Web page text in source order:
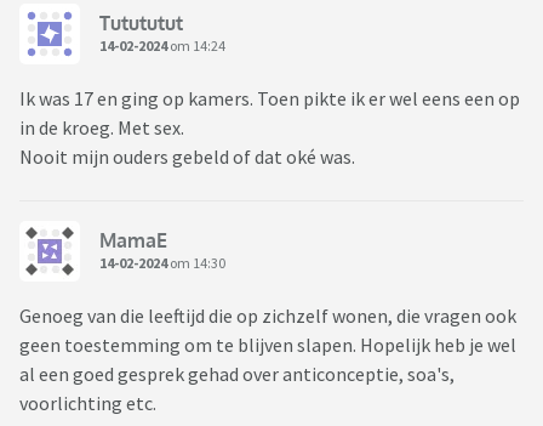
Tutututut
14-02-2024om 14:24
Ik was 17 en ging op kamers. Toen pikte ik er wel eens een op
in de kroeg. Met sex.
Nooit mijn ouders gebeld of dat oké was.
MamaE
14-02-2024om 14:30
Genoeg van die leeftijd die op zichzelf wonen, die vragen ook
geen toestemming om te blijven slapen. Hopelijk heb je wel
al een goed gesprek gehad over anticonceptie, soa's,
voorlichting etc.